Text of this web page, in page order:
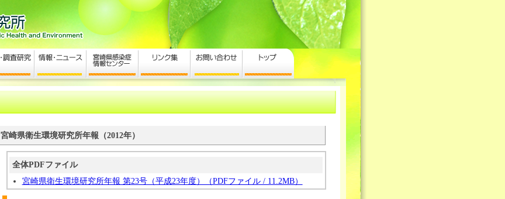
宮崎県衛生環境研究所年報（2012年）
全体PDFファイル
宮崎県衛生環境研究所年報 第23号（平成23年度）（PDFファイル / 11.2MB）